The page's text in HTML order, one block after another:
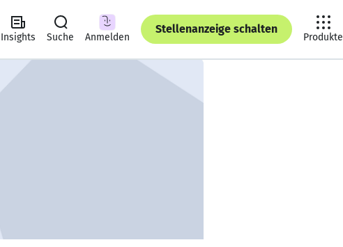
Insights Suche Anmelden
Stellenanzeige schalten
Produkte